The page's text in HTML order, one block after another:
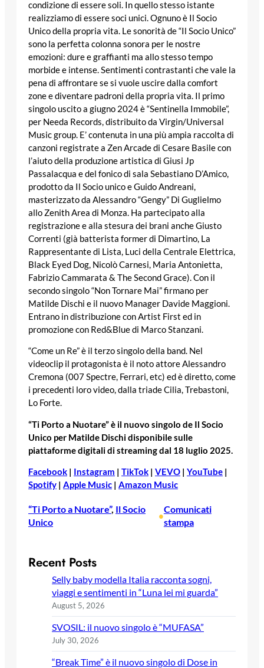
condizione di essere soli. In quello stesso istante
realizziamo di essere soci unici. Ognuno è Il Socio
Unico della propria vita. Le sonorità de “Il Socio Unico”
sono la perfetta colonna sonora per le nostre
emozioni: dure e graffianti ma allo stesso tempo
morbide e intense. Sentimenti contrastanti che vale la
pena di affrontare se si vuole uscire dalla comfort
zone e diventare padroni della propria vita. Il primo
singolo uscito a giugno 2024 è “Sentinella Immobile”,
per Needa Records, distribuito da Virgin/Universal
Music group. E’ contenuta in una più ampia raccolta di
canzoni registrate a Zen Arcade di Cesare Basile con
l’aiuto della produzione artistica di Giusi Jp
Passalacqua e del fonico di sala Sebastiano D’Amico,
prodotto da Il Socio unico e Guido Andreani,
masterizzato da Alessandro “Gengy” Di Guglielmo
allo Zenith Area di Monza. Ha partecipato alla
registrazione e alla stesura dei brani anche Giusto
Correnti (già batterista former di Dimartino, La
Rappresentante di Lista, Luci della Centrale Elettrica,
Black Eyed Dog, Nicolò Carnesi, Maria Antonietta,
Fabrizio Cammarata & The Second Grace). Con il
secondo singolo “Non Tornare Mai” firmano per
Matilde Dischi e il nuovo Manager Davide Maggioni.
Entrano in distribuzione con Artist First ed in
promozione con Red&Blue di Marco Stanzani.
“Come un Re” è il terzo singolo della band. Nel
videoclip il protagonista è il noto attore Alessandro
Cremona (007 Spectre, Ferrari, etc) ed è diretto, come
i precedenti loro video, dalla triade Cilia, Trebastoni,
Lo Forte.
“Ti Porto a Nuotare” è il nuovo singolo de Il Socio
Unico per Matilde Dischi disponibile sulle
piattaforme digitali di streaming dal 18 luglio 2025.
Facebook | Instagram | TikTok | VEVO | YouTube |
Spotify | Apple Music | Amazon Music
“Ti Porto a Nuotare”, Il Socio
Unico
•
Comunicati
stampa
Recent Posts
Selly baby modella Italia racconta sogni,
viaggi e sentimenti in “Luna lei mi guarda”
August 5, 2026
SVOSIL: il nuovo singolo è “MUFASA”
July 30, 2026
“Break Time” è il nuovo singolo di Dose in